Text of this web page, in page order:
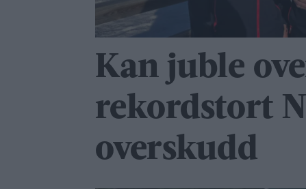
Kan juble
rekordstort
overskudd